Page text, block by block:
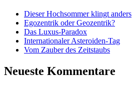
Dieser Hochsommer klingt anders
Egozentrik oder Geozentrik?
Das Luxus-Paradox
Internationaler Asteroiden-Tag
Vom Zauber des Zeitstaubs
Neueste Kommentare